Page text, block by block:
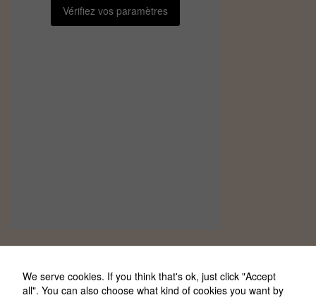
Vérifiez vos paramètres
We serve cookies. If you think that's ok, just click "Accept
all". You can also choose what kind of cookies you want by